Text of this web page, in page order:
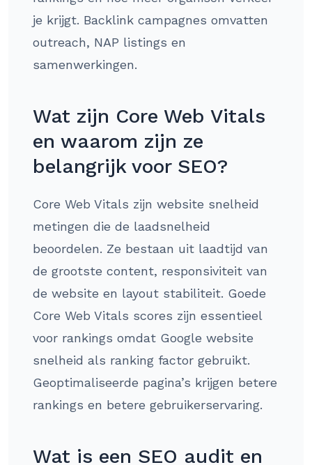
je krijgt. Backlink campagnes omvatten
outreach, NAP listings en
samenwerkingen.
Wat zijn Core Web Vitals
en waarom zijn ze
belangrijk voor SEO?
Core Web Vitals zijn website snelheid
metingen die de laadsnelheid
beoordelen. Ze bestaan uit laadtijd van
de grootste content, responsiviteit van
de website en layout stabiliteit. Goede
Core Web Vitals scores zijn essentieel
voor rankings omdat Google website
snelheid als ranking factor gebruikt.
Geoptimaliseerde pagina’s krijgen betere
rankings en betere gebruikerservaring.
Wat is een SEO audit en